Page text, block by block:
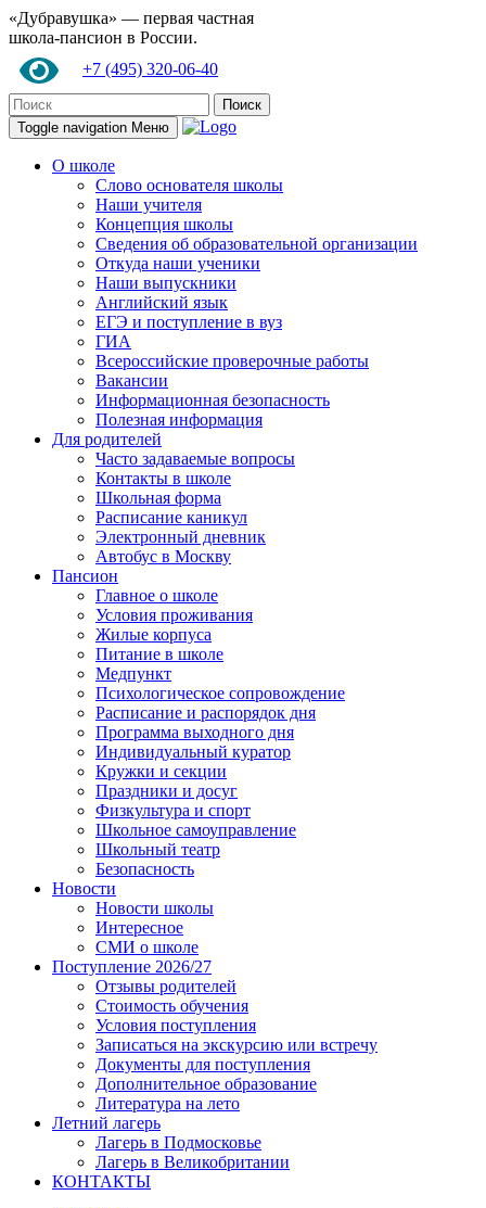
«Дубравушка» — первая частная
школа-пансион в России.
+7 (495) 320-06-40
Поиск
Toggle navigation Меню
О школе
Слово основателя школы
Наши учителя
Концепция школы
Сведения об образовательной организации
Откуда наши ученики
Наши выпускники
Английский язык
ЕГЭ и поступление в вуз
ГИА
Всероссийские проверочные работы
Вакансии
Информационная безопасность
Полезная информация
Для родителей
Часто задаваемые вопросы
Контакты в школе
Школьная форма
Расписание каникул
Электронный дневник
Автобус в Москву
Пансион
Главное о школе
Условия проживания
Жилые корпуса
Питание в школе
Медпункт
Психологическое сопровождение
Расписание и распорядок дня
Программа выходного дня
Индивидуальный куратор
Кружки и секции
Праздники и досуг
Физкультура и спорт
Школьное самоуправление
Школьный театр
Безопасность
Новости
Новости школы
Интересное
СМИ о школе
Поступление 2026/27
Отзывы родителей
Стоимость обучения
Условия поступления
Записаться на экскурсию или встречу
Документы для поступления
Дополнительное образование
Литература на лето
Летний лагерь
Лагерь в Подмосковье
Лагерь в Великобритании
КОНТАКТЫ